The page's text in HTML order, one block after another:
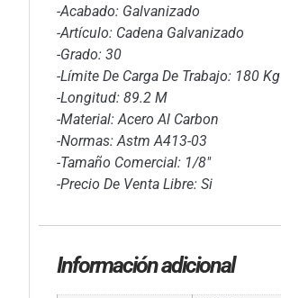
-Acabado: Galvanizado
-Artículo: Cadena Galvanizado
-Grado: 30
-Límite De Carga De Trabajo: 180 Kg
-Longitud: 89.2 M
-Material: Acero Al Carbon
-Normas: Astm A413-03
-Tamaño Comercial: 1/8″
-Precio De Venta Libre: Si
Información adicional